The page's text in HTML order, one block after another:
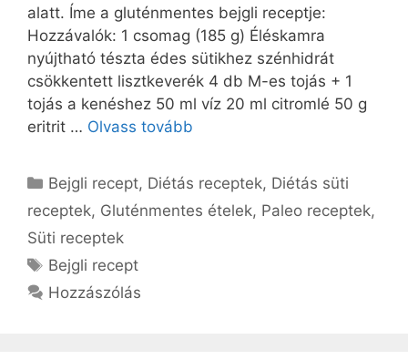
alatt. Íme a gluténmentes bejgli receptje:
Hozzávalók: 1 csomag (185 g) Éléskamra
nyújtható tészta édes sütikhez szénhidrát
csökkentett lisztkeverék 4 db M-es tojás + 1
tojás a kenéshez 50 ml víz 20 ml citromlé 50 g
eritrit … Olvass tovább
Kategória
Bejgli recept, Diétás receptek, Diétás süti
receptek, Gluténmentes ételek, Paleo receptek,
Süti receptek
Címkék
Bejgli recept
Hozzászólás